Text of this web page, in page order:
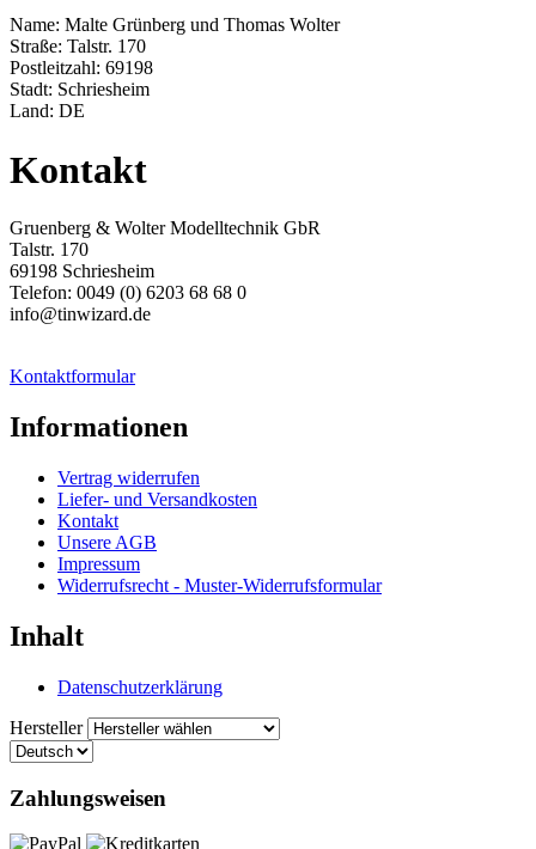
Name: Malte Grünberg und Thomas Wolter
Straße: Talstr. 170
Postleitzahl: 69198
Stadt: Schriesheim
Land: DE
Kontakt
Gruenberg & Wolter Modelltechnik GbR
Talstr. 170
69198 Schriesheim
Telefon: 0049 (0) 6203 68 68 0
info@tinwizard.de
Kontaktformular
Informationen
Vertrag widerrufen
Liefer- und Versandkosten
Kontakt
Unsere AGB
Impressum
Widerrufsrecht - Muster-Widerrufsformular
Inhalt
Datenschutzerklärung
Hersteller
Zahlungsweisen